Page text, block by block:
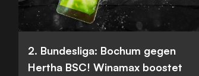
2. Bundesliga: Bochum gegen
Hertha BSC! Winamax boostet